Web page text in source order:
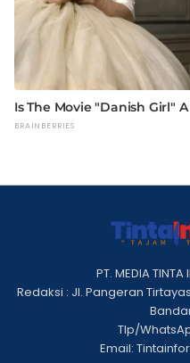
PT. MEDIA TINTA
Redaksi : Jl. Pangeran
Tlp/
Email: